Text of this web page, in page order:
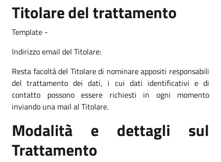
Titolare del trattamento
Template -
Indirizzo email del Titolare:
Resta facoltà del Titolare di nominare appositi responsabili
del trattamento dei dati, i cui dati identificativi e di
contatto possono essere richiesti in ogni momento
inviando una mail al Titolare.
Modalità e dettagli sul
Trattamento